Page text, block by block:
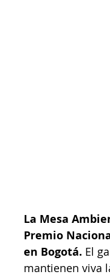
La Mesa
Premio
en Bogotá. El
mantienen viva